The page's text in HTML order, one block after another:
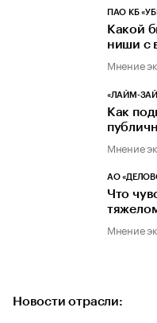
ПАО КБ
Какой
ниши с
Мнение
«ЛАЙМ-
Как
Мнение
АО
Что
Мнение
Новости отрасли: